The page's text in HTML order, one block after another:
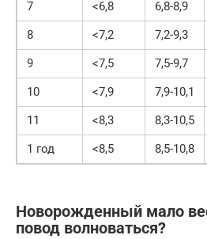
7
<6,8 6,8-8,9
8
<7,2 7,2-9,3
9
<7,5 7,5-9,7
10
<7,9 7,9-10,1
11
<8,3 8,3-10,5
1 год
<8,5 8,5-10,8
Новорожденный мало
повод волноваться?